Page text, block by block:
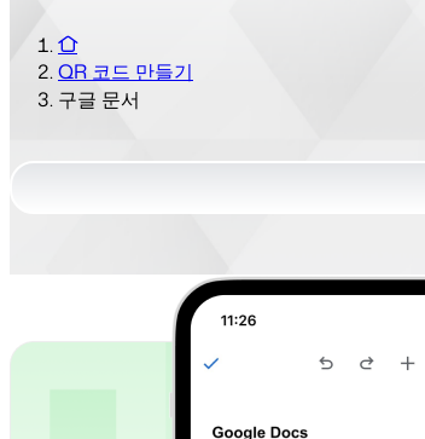
QR 코드 만들기
구글 문서